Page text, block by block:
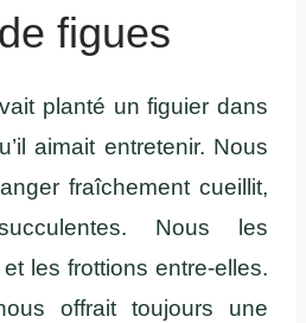
figues
planté un figuier dans
aimait entretenir. Nous
fraîchement cueillit,
Nous les
les frottions entre-elles.
offrait toujours une